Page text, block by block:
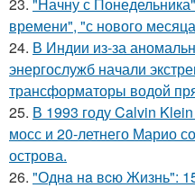
времени", "с нового
24. В Индии из-за
энергослужб начали
трансформаторы водой
25. В 1993 году Calvin
мосс и 20-летнего Марио
острова.
26. "Однa нa вcю Жизнь":